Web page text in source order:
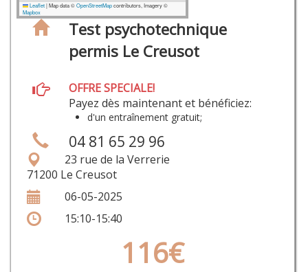
Leaflet |Map data ©OpenStreetMapcontributors, Imagery ©
Mapbox
Test psychotechnique
permis Le Creusot
OFFRE SPECIALE!
Payez dès maintenant et bénéficiez:
d'un entraînement gratuit;
04 81 65 29 96
23 rue de la Verrerie
71200 Le Creusot
06-05-2025
15:10-15:40
116€